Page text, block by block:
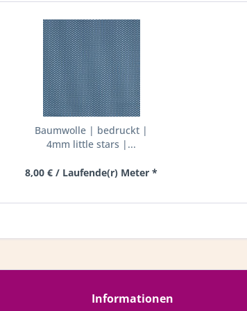
Baumwolle | bedruckt |
4mm little stars |...
8,00 € / Laufende(r) Meter *
Informationen